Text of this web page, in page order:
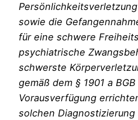
sowie die
für eine schwere
psychiatrische
schwerste
gemäß dem § 1901 a
Vorausverfügung
solchen Diagnostizierung